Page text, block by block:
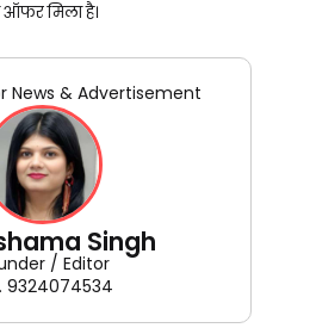
मिला है।
News & Advertisement
Singh
/ Editor
9324074534